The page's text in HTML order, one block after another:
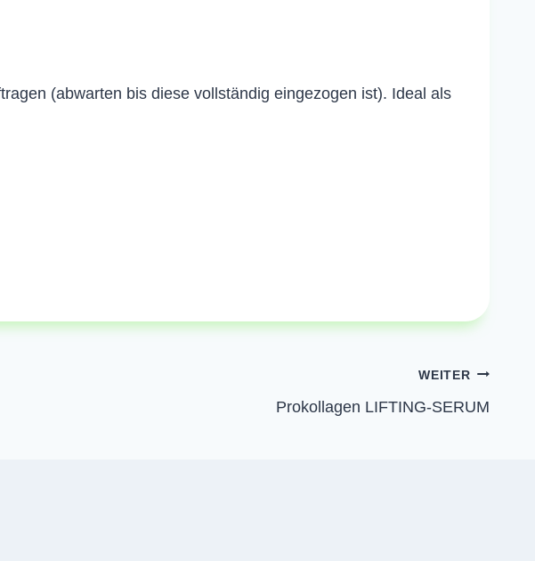
(abwarten bis diese vollständig eingezogen ist). Ideal als
WEITER
Prokollagen LIFTING-SERUM